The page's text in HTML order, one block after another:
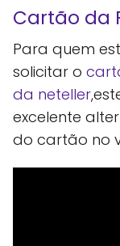
Cartão da
Para quem
solicitar o
da neteller
excelente
do cartão no